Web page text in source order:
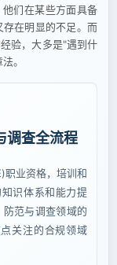
们在某些方面具备
在明显的不足。而
验，大多是"遇到什
。
调查全流程
职业资格，培训和
识体系和能力提
范与调查领域的
关注的合规领域